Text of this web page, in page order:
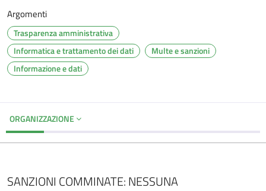
Argomenti
Trasparenza amministrativa
Informatica e trattamento dei dati
Multe e sanzioni
Informazione e dati
ORGANIZZAZIONE
SANZIONI COMMINATE: NESSUNA